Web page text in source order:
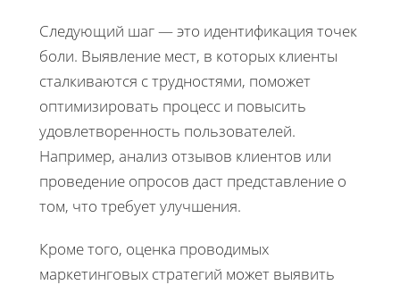
Следующий шаг — это идентификация точек
боли. Выявление мест, в которых клиенты
сталкиваются с трудностями, поможет
оптимизировать процесс и повысить
удовлетворенность пользователей.
Например, анализ отзывов клиентов или
проведение опросов даст представление о
том, что требует улучшения.
Кроме того, оценка проводимых
маркетинговых стратегий может выявить